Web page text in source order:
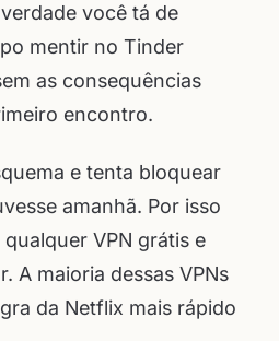
você tá de
mentir no Tinder
as consequências
encontro.
e tenta bloquear
amanhã. Por isso
VPN grátis e
A maioria dessas VPNs
da Netflix mais rápido